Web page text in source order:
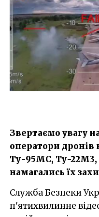
Звертаємо увагу
оператори дронів
Ту-95МС, Ту-22М3,
намагались їх
Служба Безпеки України показала майже
п'ятихвилинне